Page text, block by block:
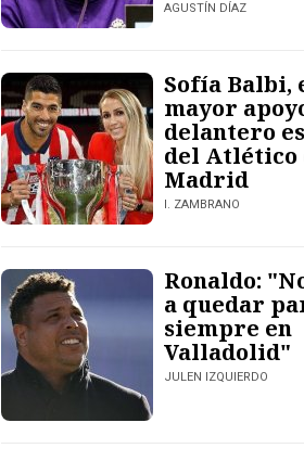
AGUSTÍN DÍAZ
Sofía Balbi,
mayor
delantero
del Atlético
Madrid
I. ZAMBRANO
Ronaldo:
a quedar
siempre en
Valladolid"
JULEN IZQUIERDO